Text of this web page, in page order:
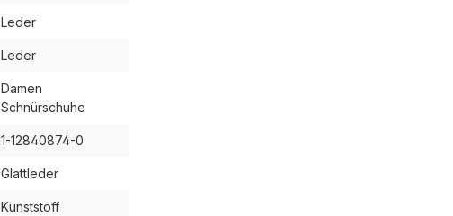
Leder
Leder
Damen
Schnürschuhe
1-12840874-0
Glattleder
Kunststoff